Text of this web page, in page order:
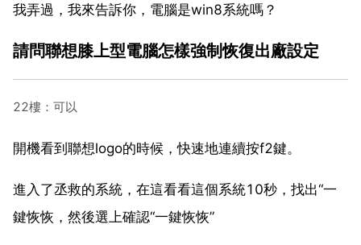
我弄過，我來告訴你，電腦是win8系統嗎？
請問聯想膝上型電腦怎樣強制恢復出廠設定
22樓：可以
開機看到聯想logo的時候，快速地連續按f2鍵。
進入了丞救的系統，在這看看這個系統10秒，找出“一
鍵恢恢，然後選上確認“一鍵恢恢”